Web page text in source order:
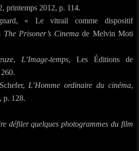
printemps 2012, p. 114.
« Le vitrail comme dispositif
The Prisoner’s Cinema de Melvin Moti
L’Image-temps, Les Éditions de
L’Homme ordinaire du cinéma,
p. 128.
défiler quelques photogrammes du film